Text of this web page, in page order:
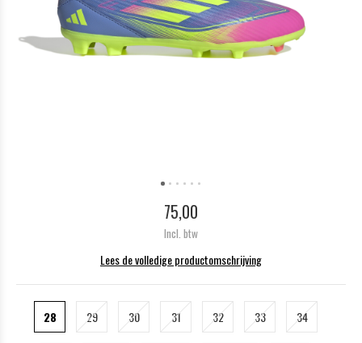
75,00
Incl. btw
Lees de volledige productomschrijving
28 29 30 31 32 33 34